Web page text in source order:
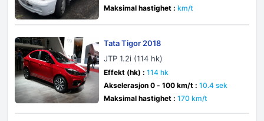
Maksimal hastighet : km/t
Tata Tigor 2018
JTP 1.2i (114 hk)
Effekt (hk) : 114 hk
Akselerasjon 0 - 100 km/t : 10.4 sek
Maksimal hastighet : 170 km/t